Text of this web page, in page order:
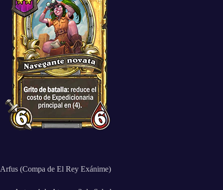
Arfus (Compa de El Rey Exánime)